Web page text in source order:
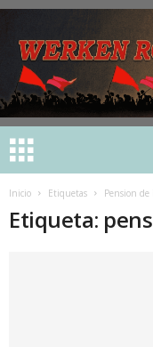
Inicio Etiquetas Pension
Etiqueta: